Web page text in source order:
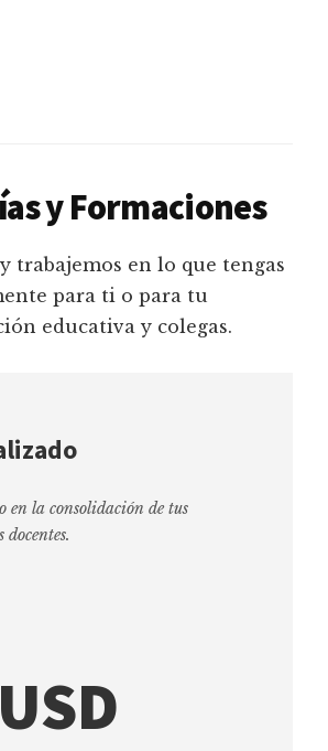
y Formaciones
trabajemos en lo que tengas
para ti o para tu
educativa y colegas.
en la consolidación de tus
docentes.